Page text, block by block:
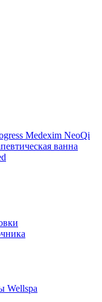
Medexim NeoQi
ванна
Wellspa